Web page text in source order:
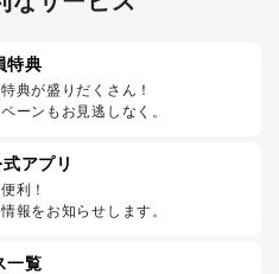
特典
典が盛りだくさん！
ーンもお見逃しなく。
アプリ
利！
報をお知らせします。
一覧